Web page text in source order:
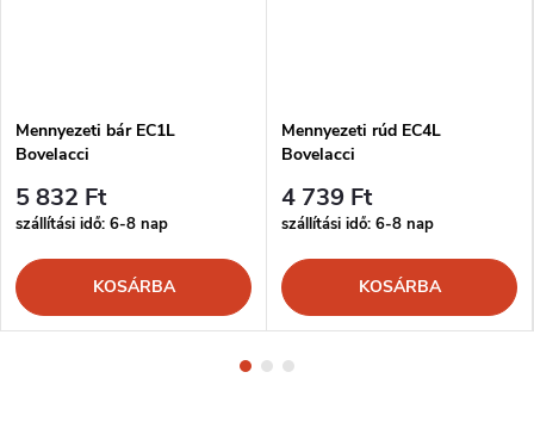
Mennyezeti bár EC1L
Bovelacci
5 832 Ft
szállítási idő: 6-8 nap
KOSÁRBA
Mennyezeti rúd EC4L
Bovelacci
4 739 Ft
szállítási idő: 6-8 nap
KOSÁRBA